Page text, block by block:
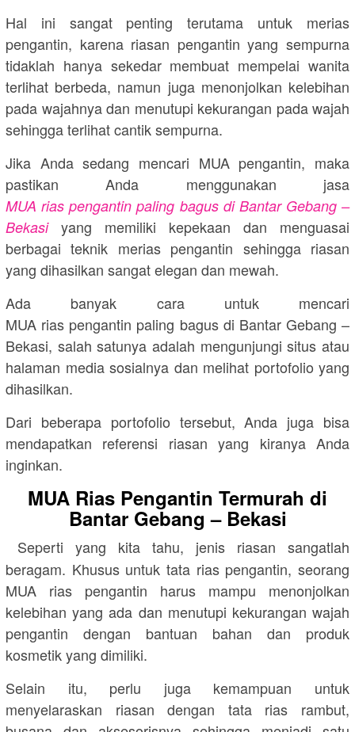
Hal ini sangat penting terutama untuk merias
pengantin, karena riasan pengantin yang sempurna
tidaklah hanya sekedar membuat mempelai wanita
terlihat berbeda, namun juga menonjolkan kelebihan
pada wajahnya dan menutupi kekurangan pada wajah
sehingga terlihat cantik sempurna.
Jika Anda sedang mencari MUA pengantin, maka
pastikan Anda menggunakan jasa
MUA rias pengantin paling bagus di Bantar Gebang –
Bekasiyang memiliki kepekaan dan menguasai
berbagai teknik merias pengantin sehingga riasan
yang dihasilkan sangat elegan dan mewah.
Ada banyak cara untuk mencari
MUA rias pengantin paling bagus di Bantar Gebang –
Bekasi, salah satunya adalah mengunjungi situs atau
halaman media sosialnya dan melihat portofolio yang
dihasilkan.
Dari beberapa portofolio tersebut, Anda juga bisa
mendapatkan referensi riasan yang kiranya Anda
inginkan.
MUA Rias Pengantin Termurah di
Bantar Gebang – Bekasi
Seperti yang kita tahu, jenis riasan sangatlah
beragam. Khusus untuk tata rias pengantin, seorang
MUA rias pengantin harus mampu menonjolkan
kelebihan yang ada dan menutupi kekurangan wajah
pengantin dengan bantuan bahan dan produk
kosmetik yang dimiliki.
Selain itu, perlu juga kemampuan untuk
menyelaraskan riasan dengan tata rias rambut,